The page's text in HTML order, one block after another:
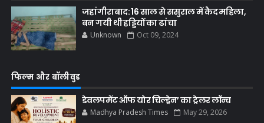
जहांगीराबाद: 16 साल से ससुराल में कैद महिला,
बन गयी थी हड्डियों का ढांचा
Unknown Oct 09, 2024
फिल्म और बॉलीवुड
डेवलपमेंट ऑफ योर चिल्ड्रेन’ का ट्रेलर लॉन्च
Madhya Pradesh Times May 29, 2026